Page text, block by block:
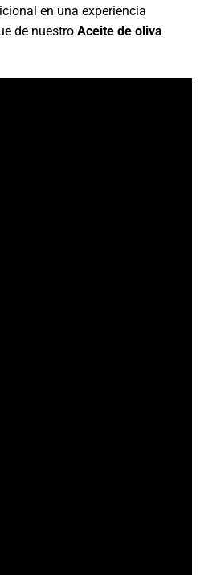
en una experiencia
de nuestro Aceite de oliva